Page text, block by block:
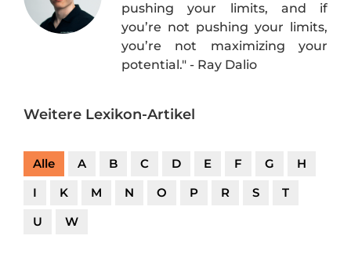
pushing your limits, and if
you’re not pushing your limits,
you’re not maximizing your
potential." - Ray Dalio
Weitere Lexikon-Artikel
Alle A B C D E F G
H
I
K M N O P R S
T
U
W